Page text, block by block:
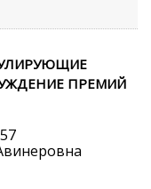
ПРЕМИЙ